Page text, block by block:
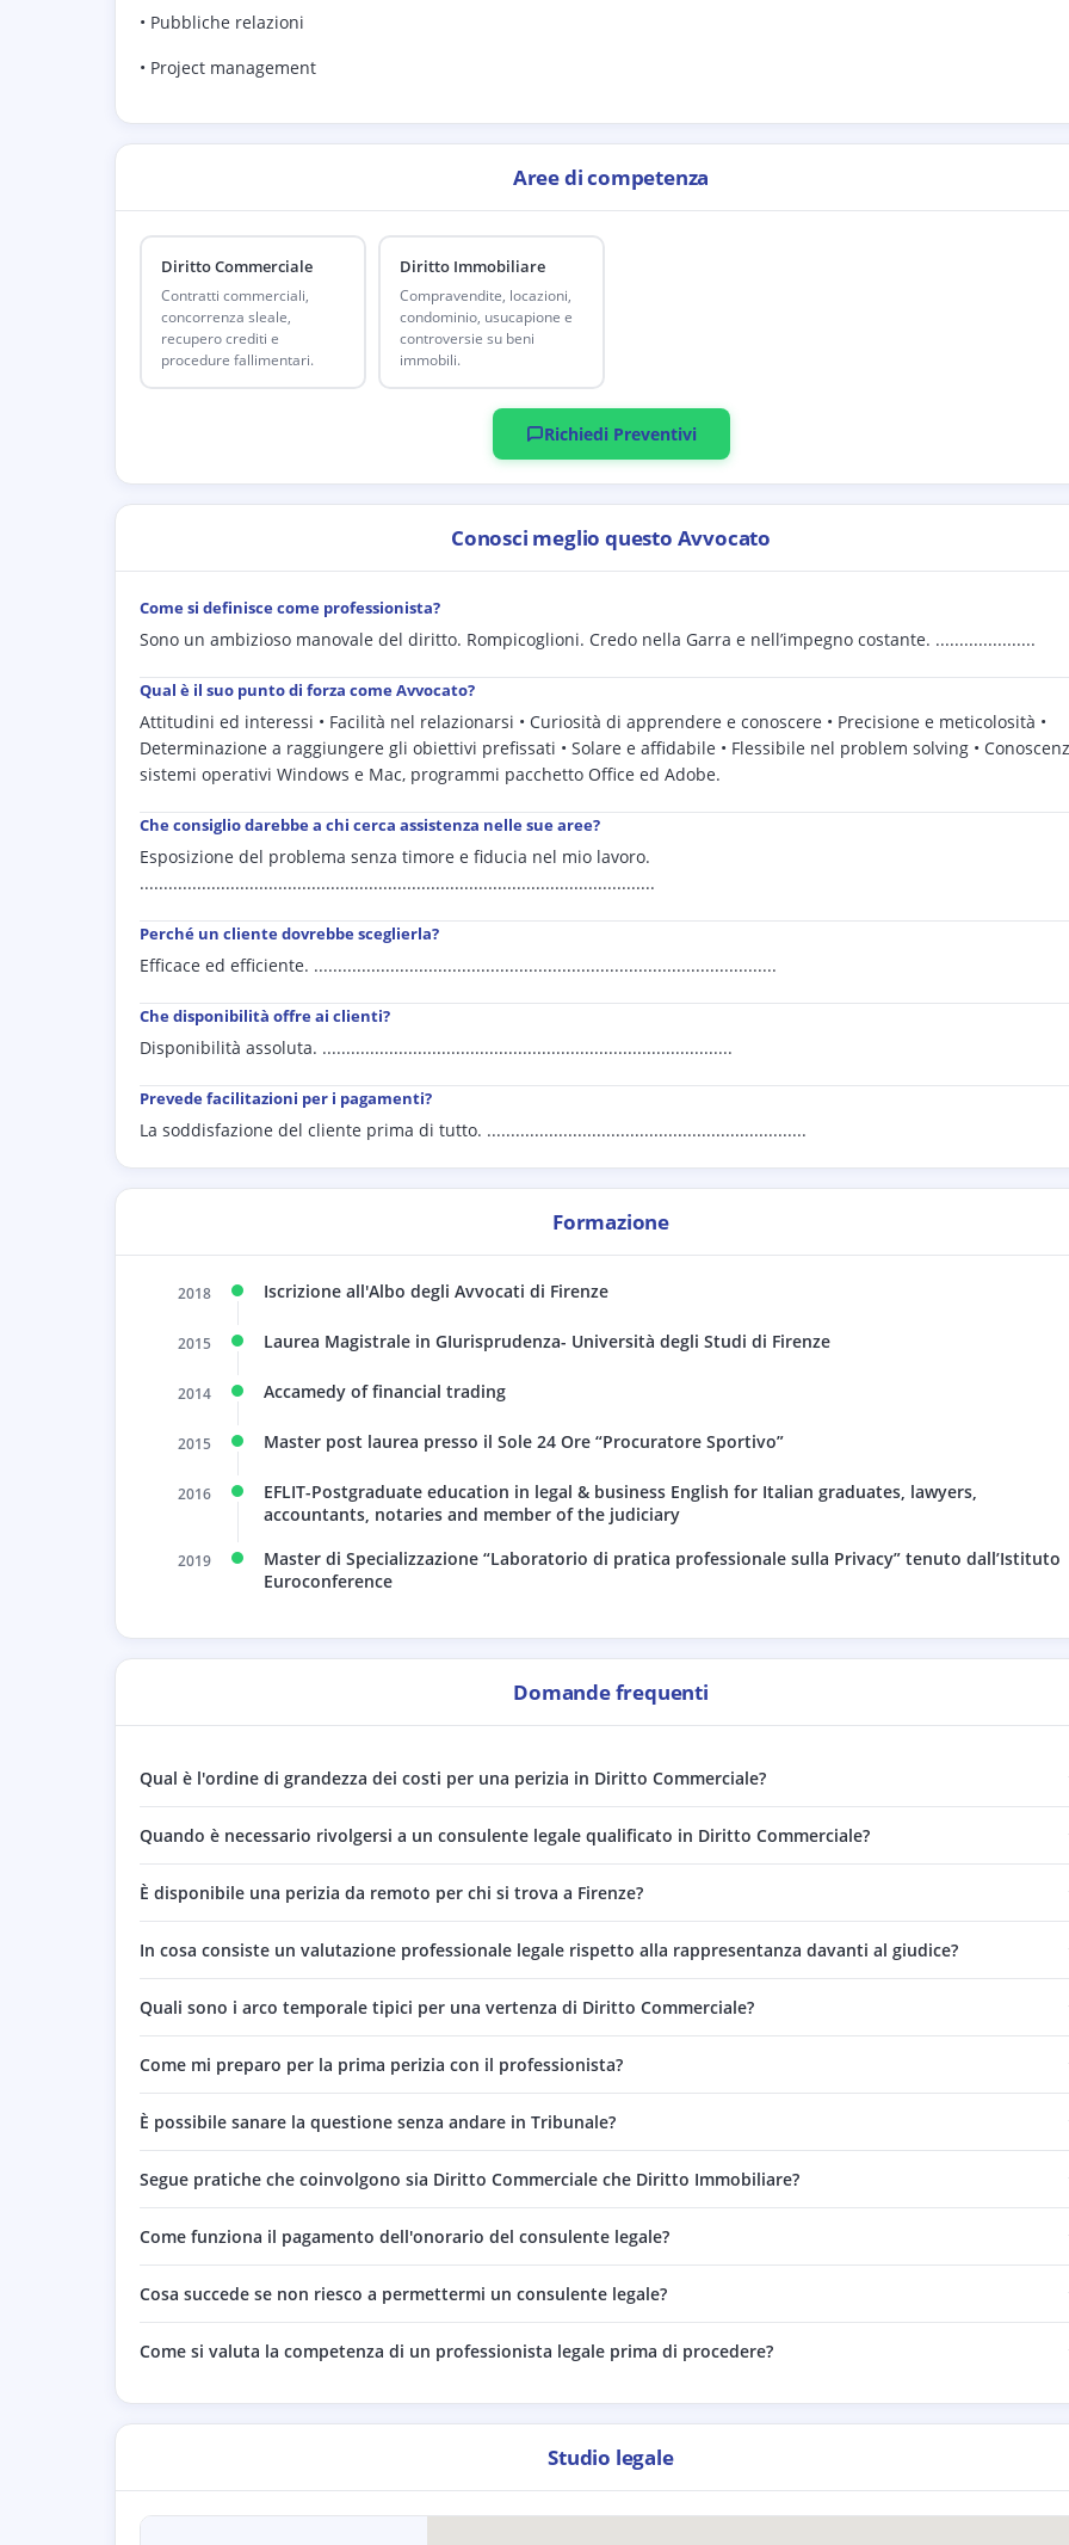
• Pubbliche relazioni
• Project management
Aree di competenza
Diritto Commerciale
Contratti commerciali,
concorrenza sleale,
recupero crediti e
procedure fallimentari.
Diritto Immobiliare
Compravendite, locazioni,
condominio, usucapione e
controversie su beni
immobili.
Richiedi Preventivi
Conosci meglio questo Avvocato
Come si definisce come professionista?
Sono un ambizioso manovale del diritto. Rompicoglioni. Credo nella Garra e nell’impegno costante. .....................
Qual è il suo punto di forza come Avvocato?
Attitudini ed interessi • Facilità nel relazionarsi • Curiosità di apprendere e conoscere • Precisione e meticolosità •
Determinazione a raggiungere gli obiettivi prefissati • Solare e affidabile • Flessibile nel problem solving •
sistemi operativi Windows e Mac, programmi pacchetto Office ed Adobe.
Che consiglio darebbe a chi cerca assistenza nelle sue aree?
Esposizione del problema senza timore e fiducia nel mio lavoro.
............................................................................................................
Perché un cliente dovrebbe sceglierla?
Efficace ed efficiente. .................................................................................................
Che disponibilità offre ai clienti?
Disponibilità assoluta. ......................................................................................
Prevede facilitazioni per i pagamenti?
La soddisfazione del cliente prima di tutto. ...................................................................
Formazione
2018 Iscrizione all'Albo degli Avvocati di Firenze
2015 Laurea Magistrale in GIurisprudenza- Università degli Studi di Firenze
2014 Accamedy of financial trading
2015 Master post laurea presso il Sole 24 Ore “Procuratore Sportivo”
2016
EFLIT-Postgraduate education in legal & business English for Italian graduates, lawyers,
accountants, notaries and member of the judiciary
2019
Master di Specializzazione “Laboratorio di pratica professionale sulla Privacy” tenuto dall’Istituto
Euroconference
Domande frequenti
Qual è l'ordine di grandezza dei costi per una perizia in Diritto Commerciale?
Quando è necessario rivolgersi a un consulente legale qualificato in Diritto Commerciale?
È disponibile una perizia da remoto per chi si trova a Firenze?
In cosa consiste un valutazione professionale legale rispetto alla rappresentanza davanti al giudice?
Quali sono i arco temporale tipici per una vertenza di Diritto Commerciale?
Come mi preparo per la prima perizia con il professionista?
È possibile sanare la questione senza andare in Tribunale?
Segue pratiche che coinvolgono sia Diritto Commerciale che Diritto Immobiliare?
Come funziona il pagamento dell'onorario del consulente legale?
Cosa succede se non riesco a permettermi un consulente legale?
Come si valuta la competenza di un professionista legale prima di procedere?
Studio legale